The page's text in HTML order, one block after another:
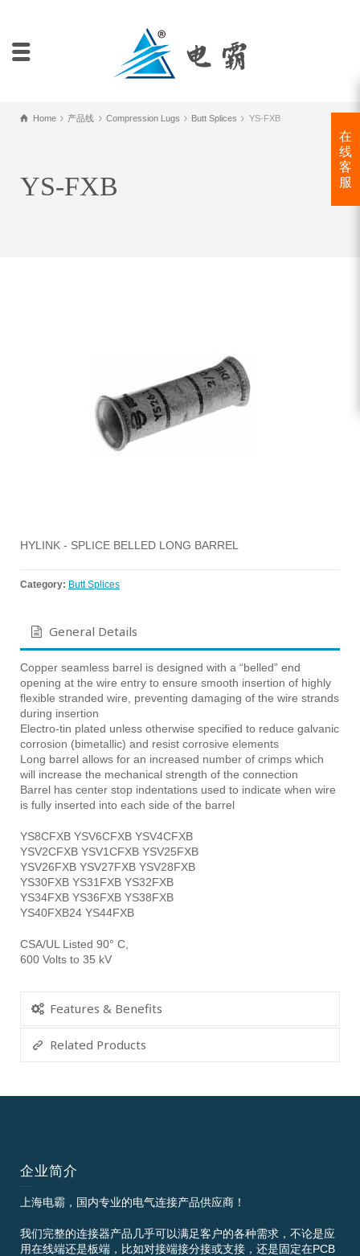
Home 产品线 Compression Lugs Butt Splices YS-FXB
YS-FXB
HYLINK - SPLICE BELLED LONG BARREL
Category: Butt Splices
General Details
Copper seamless barrel is designed with a “belled” end
opening at the wire entry to ensure smooth insertion of highly
flexible stranded wire, preventing damaging of the wire strands
during insertion
Electro-tin plated unless otherwise specified to reduce galvanic
corrosion (bimetallic) and resist corrosive elements
Long barrel allows for an increased number of crimps which
will increase the mechanical strength of the connection
Barrel has center stop indentations used to indicate when wire
is fully inserted into each side of the barrel
YS8CFXB YSV6CFXB YSV4CFXB
YSV2CFXB YSV1CFXB YSV25FXB
YSV26FXB YSV27FXB YSV28FXB
YS30FXB YS31FXB YS32FXB
YS34FXB YS36FXB YS38FXB
YS40FXB24 YS44FXB
CSA/UL Listed 90° C,
600 Volts to 35 kV
Features & Benefits
Related Products
在
线
客
服
企业简介
上海电霸，国内专业的电气连接产品供应商！
我们完整的连接器产品几乎可以满足客户的各种需求，不论是应
用在线端还是板端，比如对接端接分接或支接，还是固定在PCB